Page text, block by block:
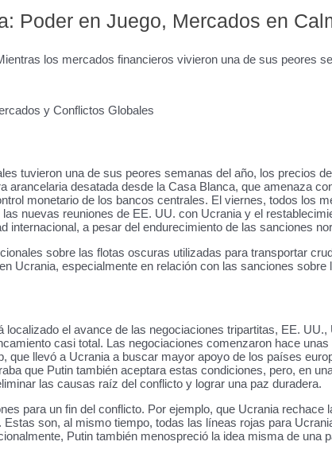
Poder en Juego, Mercados en
los mercados financieros vivieron una de sus peores
y Conflictos Globales
tuvieron una de sus peores semanas del año, los precios
arancelaria desatada desde la Casa Blanca, que amenaza
monetario de los bancos centrales. El viernes, todos los
nuevas reuniones de EE. UU. con Ucrania y el
internacional, a pesar del endurecimiento de las sanciones
sobre las flotas oscuras utilizadas para transportar
Ucrania, especialmente en relación con las sanciones
localizado el avance de las negociaciones tripartitas, EE.
casi total. Las negociaciones comenzaron hace
que llevó a Ucrania a buscar mayor apoyo de los países
que Putin también aceptara estas condiciones, pero, en
las causas raíz del conflicto y lograr una paz duradera.
para un fin del conflicto. Por ejemplo, que Ucrania
Estas son, al mismo tiempo, todas las líneas rojas para
Putin también menospreció la idea misma de